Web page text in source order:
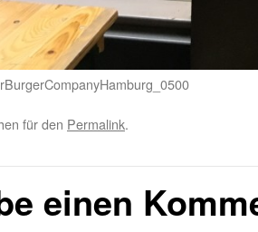
für den Permalink.
einen